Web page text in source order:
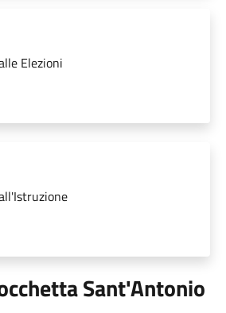
Elezioni
Sant'Antonio